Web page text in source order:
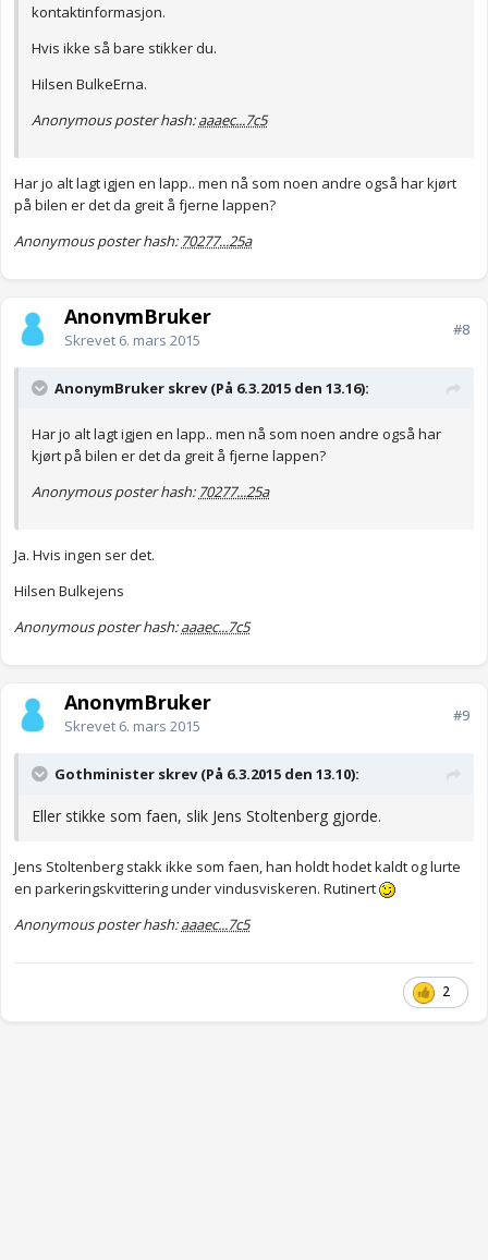
kontaktinformasjon.
Hvis ikke så bare stikker du.
Hilsen BulkeErna.
Anonymous poster hash:aaaec...7c5
Har jo alt lagt igjen en lapp.. men nå som noen andre også har kjørt
på bilen er det da greit å fjerne lappen?
Anonymous poster hash: 70277...25a
AnonymBruker
Skrevet 6. mars 2015
#8
AnonymBruker skrev (På 6.3.2015 den 13.16):
Har jo alt lagt igjen en lapp.. men nå som noen andre også har
kjørt på bilen er det da greit å fjerne lappen?
Anonymous poster hash: 70277...25a
Ja. Hvis ingen ser det.
Hilsen Bulkejens
Anonymous poster hash:aaaec...7c5
AnonymBruker
Skrevet 6. mars 2015
#9
Gothminister skrev (På 6.3.2015 den 13.10):
Eller stikke som faen, slik Jens Stoltenberg gjorde.
Jens Stoltenberg stakk ikke som faen, han holdt hodet kaldt og lurte
en parkeringskvittering under vindusviskeren. Rutinert
Anonymous poster hash:aaaec...7c5
2